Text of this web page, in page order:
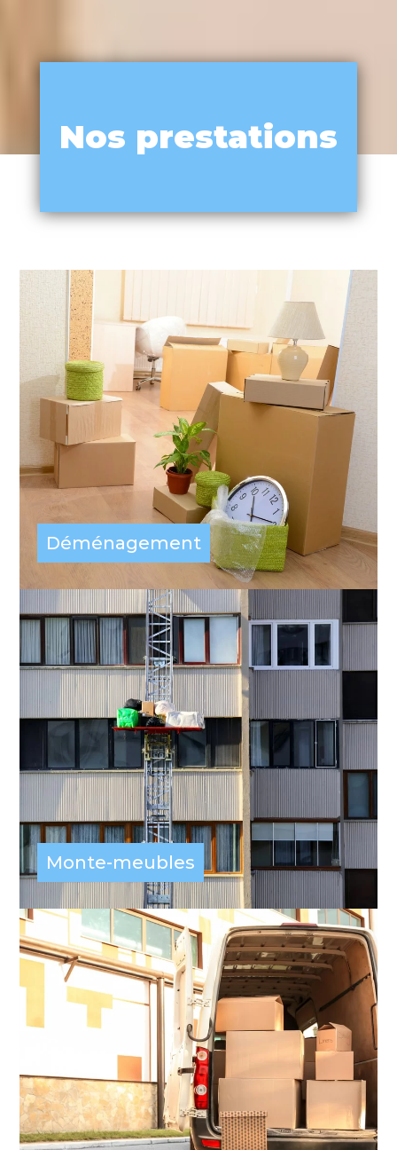
Nos prestations
Déménagement
Monte-meubles